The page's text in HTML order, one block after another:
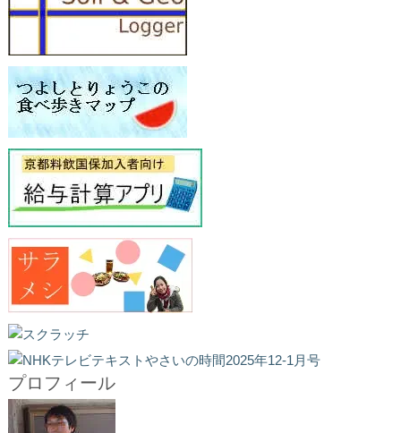
プロフィール